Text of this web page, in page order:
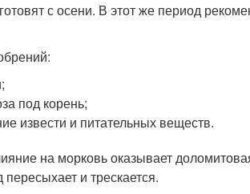
с осени. В этот же период
под корень;
извести и питательных веществ.
на морковь оказывает
и трескается.